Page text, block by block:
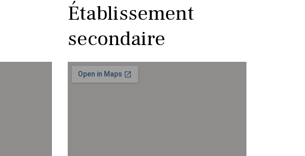
Établissement
secondaire